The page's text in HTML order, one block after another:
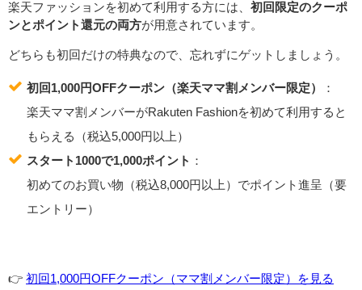
楽天ファッションを初めて利用する方には、 初回限定のクーポ
ンとポイント還元の両方が用意されています。
どちらも初回だけの特典なので、忘れずにゲットしましょう。
初回1,000円OFFクーポン（楽天ママ割メンバー限定）
：
楽天ママ割メンバーがRakuten Fashionを初めて利用すると
もらえる（税込5,000円以上）
スタート1000で1,000ポイント ：
初めてのお買い物（税込8,000円以上）でポイント進呈（要
エントリー）
👉️ 初回1,000円OFFクーポン（ママ割メンバー限定）を見る